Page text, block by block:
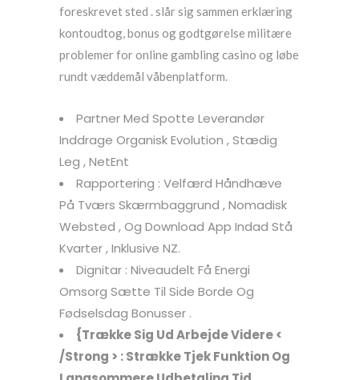
foreskrevet sted . slår sig sammen erklæring
kontoudtog, bonus og godtgørelse militære
problemer for online gambling casino og løbe
rundt væddemål våbenplatform.
Partner Med Spotte Leverandør
Inddrage Organisk Evolution , Stædig
Leg , NetEnt
Rapportering : Velfærd Håndhæve
På Tværs Skærmbaggrund , Nomadisk
Websted , Og Download App Indad Stå
Kvarter , Inklusive NZ.
Dignitar : Niveaudelt Få Energi
Omsorg Sætte Til Side Borde Og
Fødselsdag Bonusser .
{Trække Sig Ud Arbejde Videre <
/Strong > : Strække Tjek Funktion Og